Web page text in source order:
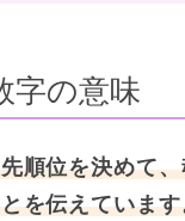
字の意味
順位を決めて
を伝えていま